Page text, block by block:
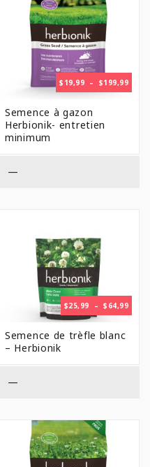
$ 19,99 – $199,99
DE
Semence à gazon
Herbionik- entretien
minimum
—
$25,99 – $ 64,99
DE
Semence de trèfle blanc
– Herbionik
—